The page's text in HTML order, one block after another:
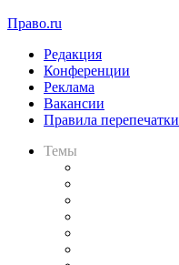
Право.ru
Редакция
Конференции
Реклама
Вакансии
Правила перепечатки
Темы